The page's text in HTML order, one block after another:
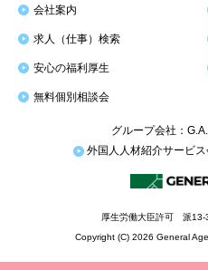
会社案内
求人（仕事）検索
安心の福利厚生
無料個別相談会
グループ会社：
外国人人材紹介サービ
厚生労働大臣許可 派
Copyright (C) 2026 General